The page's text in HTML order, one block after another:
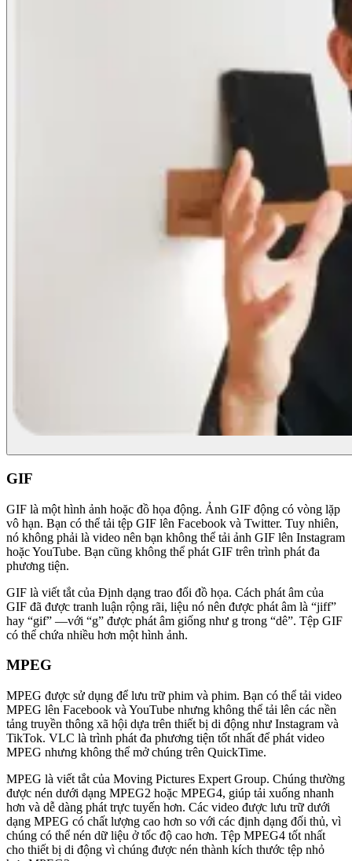
GIF
GIF là một hình ảnh hoặc đồ họa động. Ảnh GIF động có vòng lặp
vô hạn. Bạn có thể tải tệp GIF lên Facebook và Twitter. Tuy nhiên,
nó không phải là video nên bạn không thể tải ảnh GIF lên Instagram
hoặc YouTube. Bạn cũng không thể phát GIF trên trình phát đa
phương tiện.
GIF là viết tắt của Định dạng trao đổi đồ họa. Cách phát âm của
GIF đã được tranh luận rộng rãi, liệu nó nên được phát âm là “jiff”
hay “gif” —với “g” được phát âm giống như g trong “dê”. Tệp GIF
có thể chứa nhiều hơn một hình ảnh.
MPEG
MPEG được sử dụng để lưu trữ phim và phim. Bạn có thể tải video
MPEG lên Facebook và YouTube nhưng không thể tải lên các nền
tảng truyền thông xã hội dựa trên thiết bị di động như Instagram và
TikTok. VLC là trình phát đa phương tiện tốt nhất để phát video
MPEG nhưng không thể mở chúng trên QuickTime.
MPEG là viết tắt của Moving Pictures Expert Group. Chúng thường
được nén dưới dạng MPEG2 hoặc MPEG4, giúp tải xuống nhanh
hơn và dễ dàng phát trực tuyến hơn. Các video được lưu trữ dưới
dạng MPEG có chất lượng cao hơn so với các định dạng đối thủ, vì
chúng có thể nén dữ liệu ở tốc độ cao hơn. Tệp MPEG4 tốt nhất
cho thiết bị di động vì chúng được nén thành kích thước tệp nhỏ